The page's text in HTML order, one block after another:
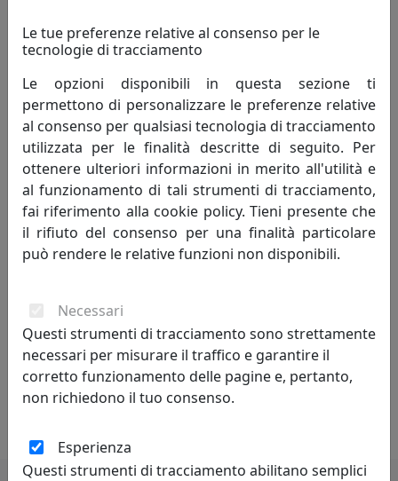
nascono le creazioni Arti e Mestieri. Un
processo lineare quanto sofisticato che accompagna la
dalle forme leggere, frutto di un lavoro di ricerca e
design fatto esclusivamente in Italia.
Bellezza e funzionalità, i due poli che danno vita a ogni
pezzo. Due elementi talvolta opposti ma conciliabili
grazie a quel mix di stile e capacità tecnica che
costituisce il tratto distintivo del nostro marchio.
Il processo creativo invece attinge a luoghi spesso
dello spirito creativo che anima da anni Arti e Mestieri,
si alimenta di atmosfere e dettagli ludici, talvolta
spiazzanti. Accanto a lui Francesco Adriano Pizzi, che da
oltre vent’anni porta il proprio punto di vista nella
progettazione di ogni pezzo, aggiungendo una visione
Le tue preferenze relative al consenso per le
tecnologie di tracciamento
Le opzioni disponibili in questa sezione ti
permettono di personalizzare le preferenze relative
al consenso per qualsiasi tecnologia di tracciamento
utilizzata per le finalità descritte di seguito. Per
ottenere ulteriori informazioni in merito all'utilità e
al funzionamento di tali strumenti di tracciamento,
fai riferimento alla cookie policy. Tieni presente che
il rifiuto del consenso per una finalità particolare
può rendere le relative funzioni non disponibili.
Necessari
Questi strumenti di tracciamento sono strettamente
necessari per misurare il traffico e garantire il
corretto funzionamento delle pagine e, pertanto,
non richiedono il tuo consenso.
Esperienza
Questi strumenti di tracciamento abilitano semplici